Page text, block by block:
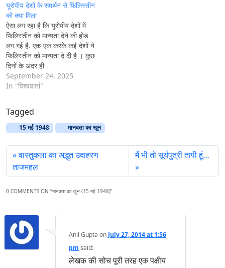
यूरोपीय देशों के समर्थन से फिलिस्तीन
को क्या मिला
ऐसा लग रहा है कि यूरोपीय देशों में
फिलिस्तीन को मान्यता देने की होड़
लग गई है. एक-एक करके कई देशों ने
फिलिस्तीन को मान्यता दे दी है । कुछ
दिनों के अंदर ही
कनाडा, ब्रिटेन, फ्रांस, पुर्तगाल, ऑ
स्ट्रेलिया, मोनाको, माल्टा,लक्जमबर्ग
September 24, 2025
In "विश्ववार्ता"
Tagged
15 मई 1948 मानवता का खून
वास्तुकला का अद्भुत उदाहरण
ताजमहल
मैं भी तो सूर्यपुत्री तापी हूं…
0 COMMENTS ON “मानवता का खून (15 मई 1948)”
Anil Gupta on July 27, 2014 at 1:56
pm said:
लेखक की सोच पूरी तरह एक पक्षीय